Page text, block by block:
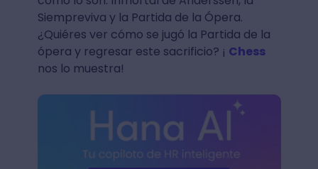
Siempreviva y la Partida de la Ópera.
¿Quiéres ver cómo se jugó la Partida de la
ópera y regresar este sacrificio? ¡ Chess
nos lo muestra!